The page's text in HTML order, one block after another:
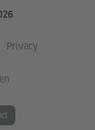
Privacy